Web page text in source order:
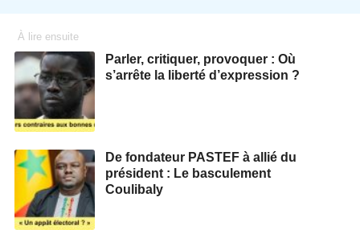
À lire ensuite
Parler, critiquer, provoquer : Où
s’arrête la liberté d’expression ?
De fondateur PASTEF à allié du
président : Le basculement
Coulibaly